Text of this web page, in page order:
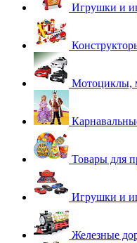
Игрушки и
Мотоциклы,
Товары для
Игрушки и
Железные